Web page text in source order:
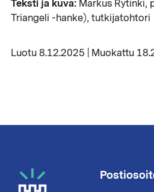
Teksti ja kuva: Markus Rytinki,
Triangeli -hanke), tutkijatohtori
Luotu 8.12.2025 | Muokattu